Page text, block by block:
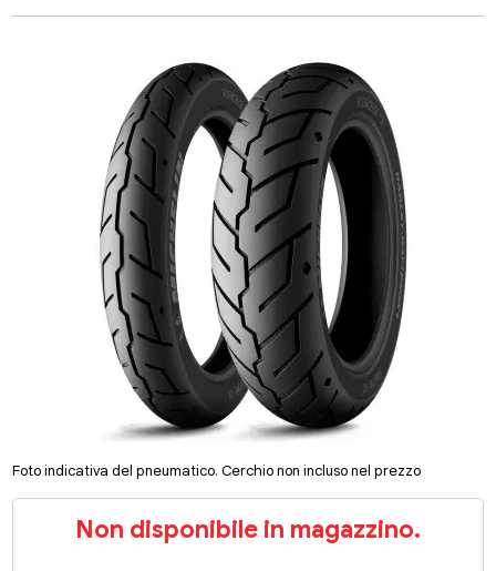
Foto indicativa del pneumatico. Cerchio non incluso nel prezzo
Non disponibile in magazzino.